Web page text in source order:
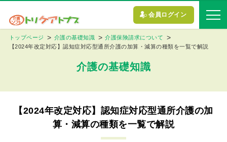
会員ログイン
トップページ 介護の基礎知識
介護保険請求について
【2024年改定対応】認知症対応型通所介護の加算・減算の種類を一覧で解説
介護の基礎知識
【2024年改定対応】認知症対応型通所介護の加
算・減算の種類を一覧で解説